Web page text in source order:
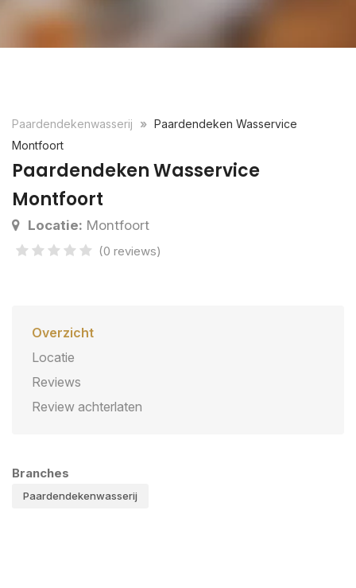
Paardendekenwasserij
Paardendeken Wasservice
Montfoort
Paardendeken Wasservice
Montfoort
Locatie: Montfoort
(0 reviews)
Overzicht
Locatie
Reviews
Review achterlaten
Branches
Paardendekenwasserij